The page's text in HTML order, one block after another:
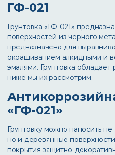
ГФ-021
Грунтовка «ГФ-021»
поверхностей из черного
предназначена для
окрашиванием алкидными и
эмалями. Грунтовка
ниже мы их рассмотрим.
«ГФ-021»
Грунтовку можно наносить не
но и деревянные
покрытия защитно-